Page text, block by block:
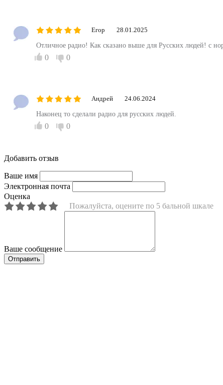
Егор 28.01.2025
Отличное радио! Как сказано выше для Русских людей! с
0 0
Андрей 24.06.2024
Наконец то сделали радио для русских людей.
0 0
Добавить отзыв
Ваше имя
Электронная почта
Оценка
Пожалуйста, оцените по 5 бальной шкале
Ваше сообщение